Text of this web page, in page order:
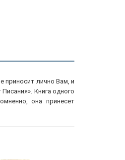
приносит лично Вам, и
Книга одного
она принесет